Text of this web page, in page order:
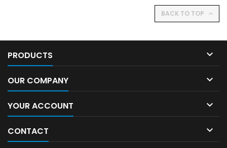
BACK TO TOP 
PRODUCTS 
OUR COMPANY 
YOUR ACCOUNT 
CONTACT 